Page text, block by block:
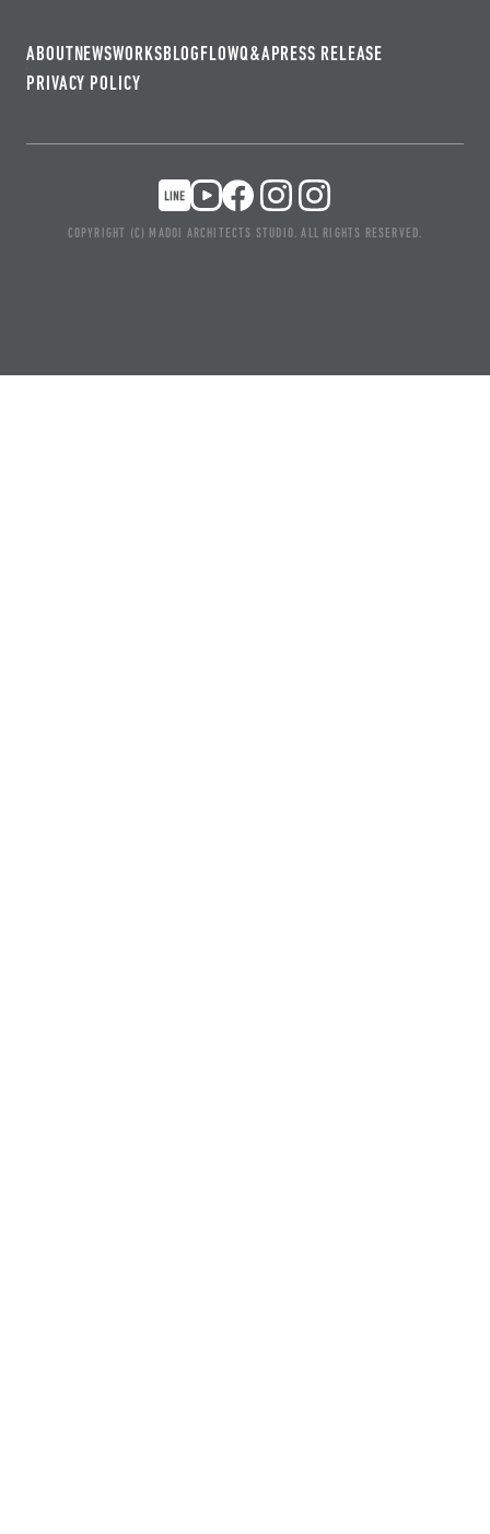
ABOUT NEWSWORKSBLOGFLOWQ&APRESS RELEASE
PRIVACY POLICY
COPYRIGHT (C) MADOI ARCHITECTS STUDIO. ALL RIGHTS RESERVED.